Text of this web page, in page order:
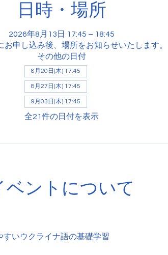
日時・場所
2026年8月13日 17:45 – 18:45
お申し込み後、場所をお知らせいたします。
その他の日付
8月20日(木) 17:45
8月27日(木) 17:45
9月03日(木) 17:45
全21件の日付を表示
ベントについて
すいウクライナ語の基礎学習